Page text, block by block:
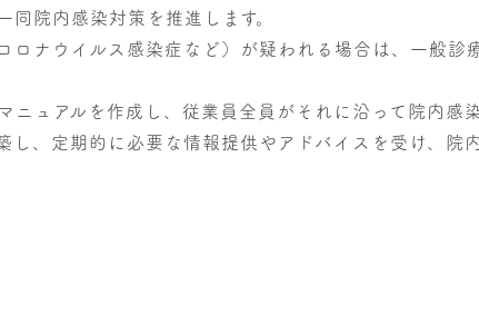
院内感染対策を推進します。
ロナウイルス感染症など）が疑われる場合は、一般診
ュアルを作成し、従業員全員がそれに沿って院内感
、定期的に必要な情報提供やアドバイスを受け、院